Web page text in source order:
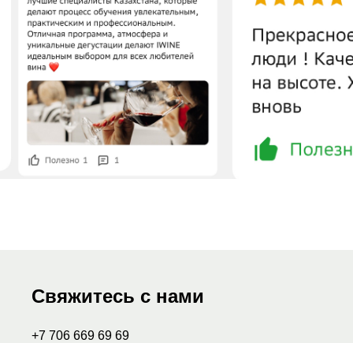
Свяжитесь с нами
+7 706 669 69 69